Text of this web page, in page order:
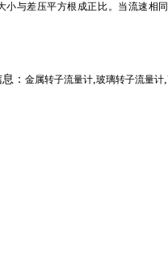
小与差压平方根成正比。当流速相
： 金属转子流量计,玻璃转子流量计,